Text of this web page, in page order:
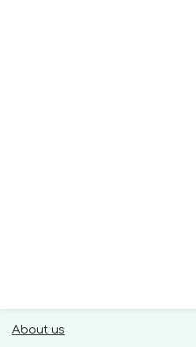
About us